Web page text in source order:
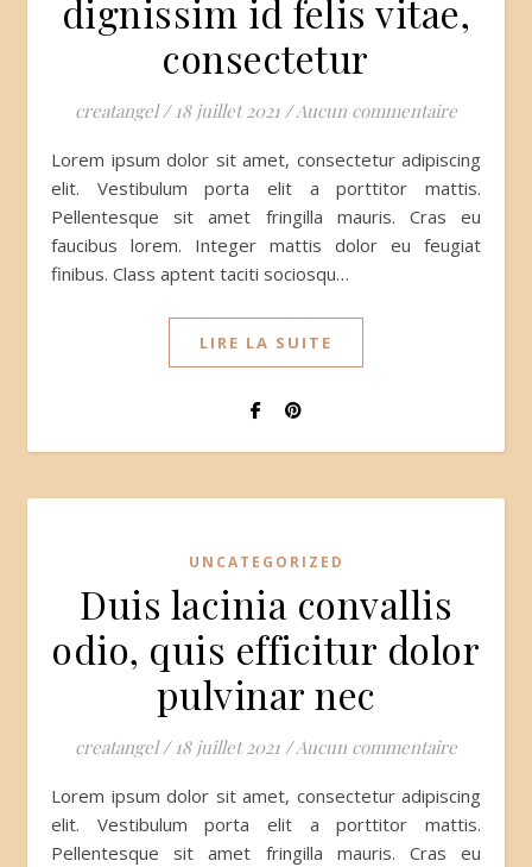
dignissim id felis vitae,
consectetur
creatangel / 18 juillet 2021 / Aucun commentaire
Lorem ipsum dolor sit amet, consectetur adipiscing
elit. Vestibulum porta elit a porttitor mattis.
Pellentesque sit amet fringilla mauris. Cras eu
faucibus lorem. Integer mattis dolor eu feugiat
finibus. Class aptent taciti sociosqu…
LIRE LA SUITE
UNCATEGORIZED
Duis lacinia convallis
odio, quis efficitur dolor
pulvinar nec
creatangel / 18 juillet 2021 / Aucun commentaire
Lorem ipsum dolor sit amet, consectetur adipiscing
elit. Vestibulum porta elit a porttitor mattis.
Pellentesque sit amet fringilla mauris. Cras eu